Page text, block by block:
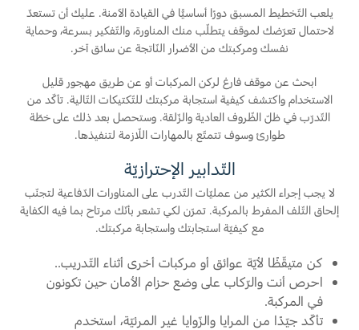
يلعب التّخطيط المسبق دورًا أساسيًّا في القيادة الآمنة. عليك أن تستعدّ
لاحتمال تعرّضك لموقف يتطلّب منك المناورة، والتّفكير بسرعة، وحماية
نفسك ومركبتك من الأضرار النّاتجة عن سائق آخر.
ابحث عن موقف فارغ لركن المركبات أو عن طريق مهجور قليل
الاستخدام واكتشف كيفية استجابة مركبتك للتّكتيكات التّالية. تأكّد من
التّدرّب في ظلّ الظّروف العادية والزّلقة. وستحصل بعد ذلك على خطّة
طوارئ وسوف تتمتّع بالمهارات اللّازمة لتنفيذها.
التّدابير الإحترازيّة
لا يجب إجراء الكثير من عمليّات التّدرب على المناورات الدّفاعية لتجنّب
إلحاق التّلف المفرط بالمركبة. تمرّن لكي تشعر بأنّك مرتاح بما فيه الكفاية
مع كيفيّة استجابتك واستجابة مركبتك.
كن متيقّظًا لأيّة عوائق أو مركبات أخرى أثناء التّدريب..
احرص أنت والرّكاب على وضع حزام الأمان حين تكونون
في المركبة.
تأكّد جيّدًا من المرايا والزّوايا غير المرئيّة، استخدم